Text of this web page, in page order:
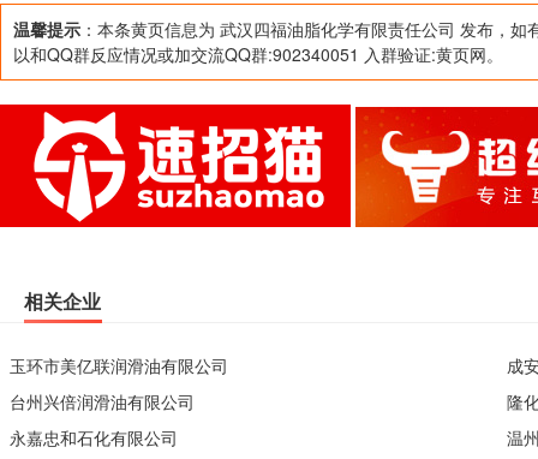
温馨提示 ：本条黄页信息为 武汉四福油脂化学有限责任公司 发布，如
以和QQ群反应情况或加交流QQ群:902340051 入群验证:黄页网。
相关企业
玉环市美亿联润滑油有限公司
台州兴倍润滑油有限公司
永嘉忠和石化有限公司
成
隆
温